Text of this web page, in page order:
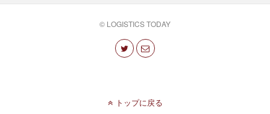
© LOGISTICS TODAY
トップに戻る